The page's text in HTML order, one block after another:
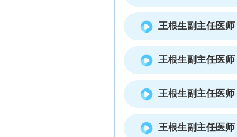
王根生副主任医
王根生副主任医
王根生副主任医
王根生副主任医